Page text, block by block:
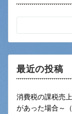
最近の投稿
消費税の課税売
があった場合～